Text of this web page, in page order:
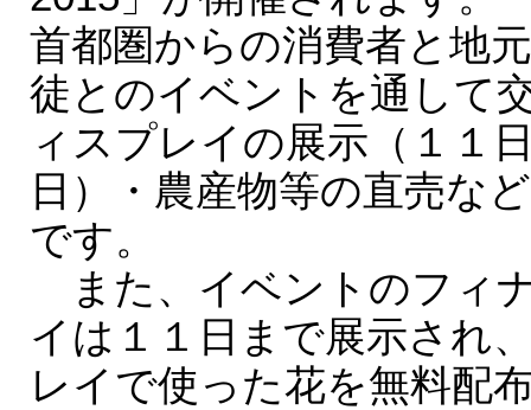
首都圏からの消費者と地
徒とのイベントを通して
ィスプレイの展示（１１
日）・農産物等の直売な
です。
また、イベントのフィ
イは１１日まで展示され
レイで使った花を無料配